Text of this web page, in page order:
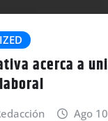
acerca a
Ago